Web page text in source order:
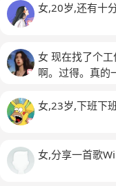
女,20岁,还有十
女 现在找了个
啊。过得。真的
女,23岁,下班下班
女,分享一首歌